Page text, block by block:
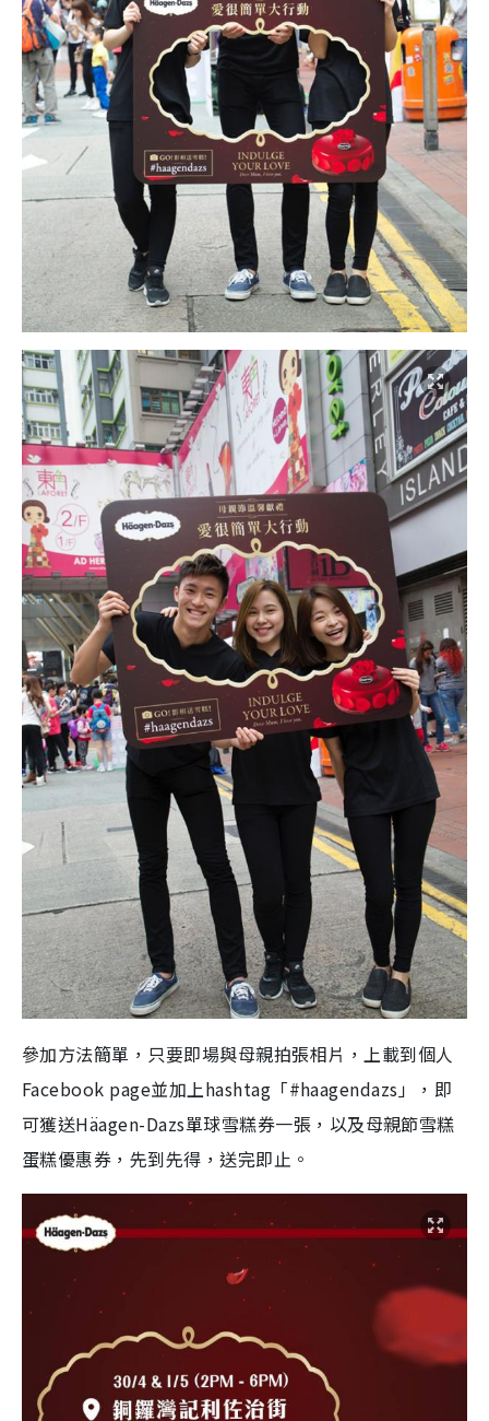
參加方法簡單，只要即場與母親拍張相片，上載到個人
Facebook page並加上hashtag「#haagendazs」，即
可獲送Häagen-Dazs單球雪糕券一張，以及母親節雪糕
蛋糕優惠券，先到先得，送完即止。